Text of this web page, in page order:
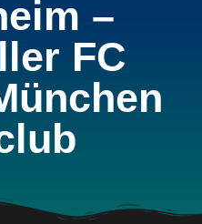
–
FC